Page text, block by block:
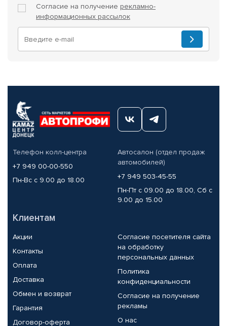
Согласие на получение рекламно-
информационных рассылок
Телефон колл-центра
+7 949 00-00-550
Пн-Вс с 9.00 до 18.00
Автосалон (отдел продаж
автомобилей)
+7 949 503-45-55
Пн-Пт с 09.00 до 18.00, Сб с
9.00 до 15.00
Клиентам
Акции
Контакты
Оплата
Доставка
Обмен и возврат
Гарантия
Договор-оферта
Согласие посетителя сайта
на обработку
персональных данных
Политика
конфиденциальности
Согласие на получение
рекламы
О нас